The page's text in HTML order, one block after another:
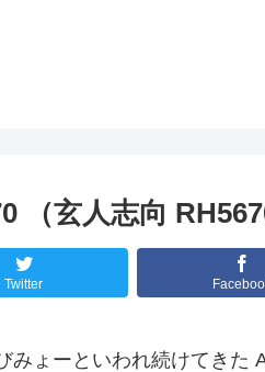
（玄人志向
Twitter
みょーといわれ続けてきた